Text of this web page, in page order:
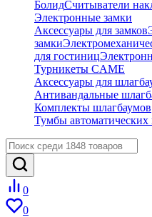
БолидСчитыватели
Электронные замки
Аксессуары для замков
замки
для гостиниц
Турникеты CAME
Аксессуары для
Антивандальные
Комплекты шлагбаумов
Тумбы автоматических
0
0